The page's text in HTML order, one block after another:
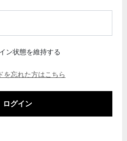
ン状態を維持する
を忘れた方はこちら
ログイン